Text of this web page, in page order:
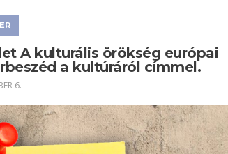
A kulturális örökség európai
a kultúráról címmel.
6.